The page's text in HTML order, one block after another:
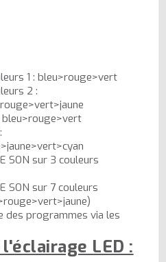
1 : bleu>rouge>vert
2 :
bleu>rouge>vert
SON sur 3 couleurs
SON sur 7 couleurs
des programmes via les
LED :